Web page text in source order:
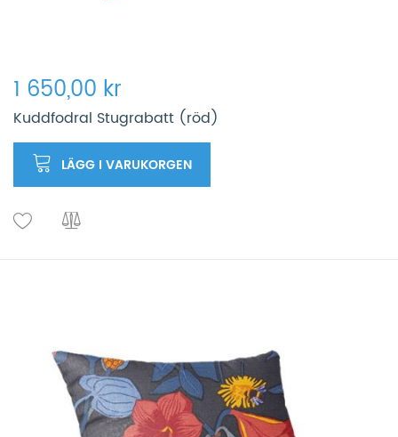
1 650,00 kr
Kuddfodral Stugrabatt (röd)
LÄGG I VARUKORGEN